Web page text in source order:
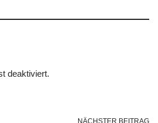
deaktiviert.
NÄCHSTER BEITRAG